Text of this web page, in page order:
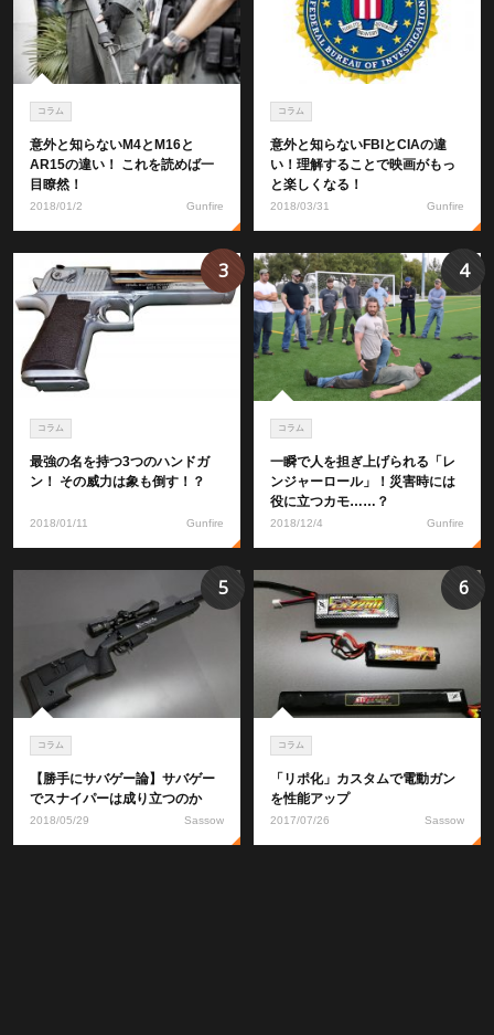
コラム
意外と知らないM4とM16と
AR15の違い！ これを読めば一
目瞭然！
2018/01/2 Gunfire
コラム
意外と知らないFBIとCIAの違
い！理解することで映画がもっ
と楽しくなる！
2018/03/31 Gunfire
コラム
最強の名を持つ3つのハンドガ
ン！ その威力は象も倒す！？
2018/01/11 Gunfire
3
コラム
一瞬で人を担ぎ上げられる「レ
ンジャーロール」！災害時には
役に立つカモ……？
2018/12/4 Gunfire
4
コラム
【勝手にサバゲー論】サバゲー
でスナイパーは成り立つのか
2018/05/29 Sassow
5
コラム
「リポ化」カスタムで電動ガン
を性能アップ
2017/07/26 Sassow
6